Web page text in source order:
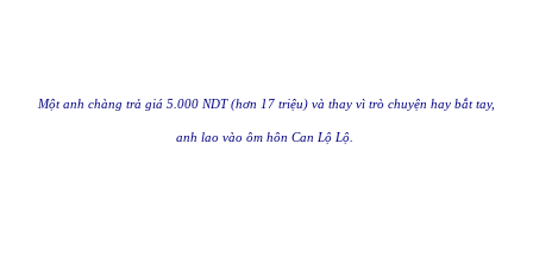
Một anh chàng trả giá 5.000 NDT (hơn 17 triệu) và thay vì trò chuyện hay bắt tay,
anh lao vào ôm hôn Can Lộ Lộ.